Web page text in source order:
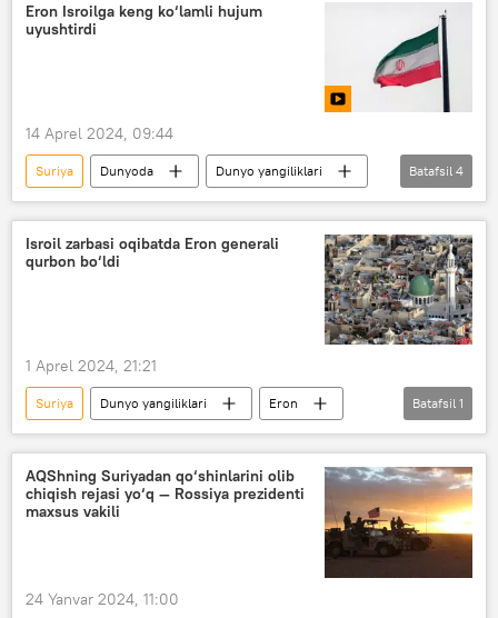
Eron Isroilga keng ko‘lamli hujum
uyushtirdi
14 Aprel 2024, 09:44
Suriya Dunyoda
Dunyo yangiliklari
Eron
Isroil
hujum
Dron
Batafsil 4
Isroil zarbasi oqibatda Eron generali
qurbon bo‘ldi
1 Aprel 2024, 21:21
Suriya Dunyo yangiliklari
Eron
Isroil
Batafsil 1
AQShning Suriyadan qo‘shinlarini olib
chiqish rejasi yo‘q — Rossiya prezidenti
maxsus vakili
24 Yanvar 2024, 11:00